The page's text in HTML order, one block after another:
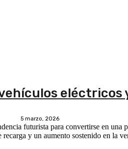
eléctricos
5 marzo, 2026
futurista para convertirse en una
y un aumento sostenido en la